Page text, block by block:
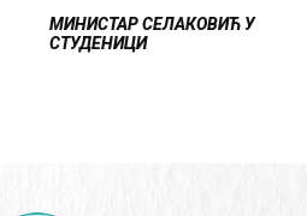
МИНИСТАР СЕЛАКОВИЋ У
СТУДЕНИЦИ